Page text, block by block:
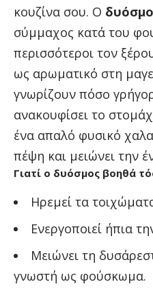
κουζίνα σου. Ο
σύμμαχος κατά του
περισσότεροι τον
ως αρωματικό στη
γνωρίζουν πόσο
ανακουφίσει το
ένα απαλό φυσικό
πέψη και μειώνει την
Γιατί ο δυόσμος βοηθά
Ηρεμεί τα
Ενεργοποιεί ήπια
Μειώνει τη
γνωστή ως φούσκωμα.